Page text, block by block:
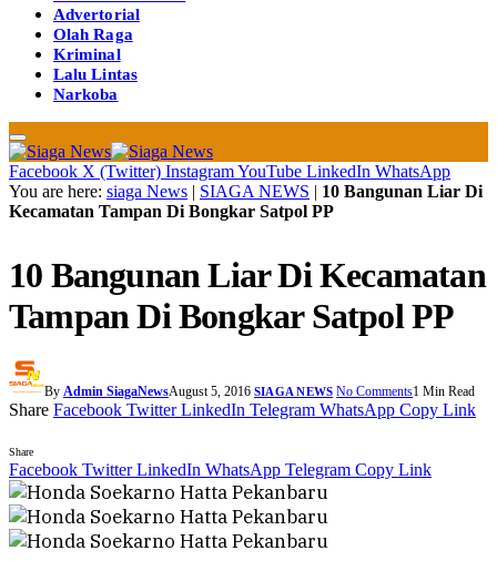
Advertorial
Olah Raga
Kriminal
Lalu Lintas
Narkoba
Facebook X (Twitter) InstagramYouTube LinkedIn WhatsApp
You are here: siaga News | SIAGA NEWS | 10 Bangunan Liar Di
Kecamatan Tampan Di Bongkar Satpol PP
10 Bangunan Liar Di Kecamatan
Tampan Di Bongkar Satpol PP
By Admin SiagaNewsAugust 5, 2016 SIAGA NEWS No Comments1 Min Read
Share Facebook Twitter LinkedIn Telegram WhatsApp Copy Link
Share
Facebook Twitter LinkedIn WhatsApp Telegram Copy Link